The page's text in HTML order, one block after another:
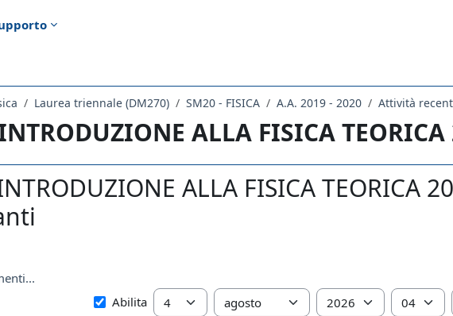
Laurea triennale (DM270) SM20 - FISICA A.A. 2019 - 2020 Attività
ALLA FISICA TEORICA
ALLA FISICA TEORICA
DalAbilita Giorno Mese Anno Ora